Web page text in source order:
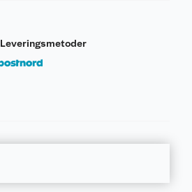
Leveringsmetoder